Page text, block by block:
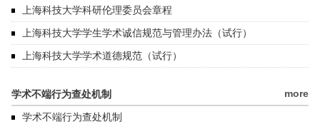
上海科技大学科研伦理委员会章程
上海科技大学学生学术诚信规范与管理办法（试行）
上海科技大学学术道德规范（试行）
学术不端行为查处机制 more
学术不端行为查处机制